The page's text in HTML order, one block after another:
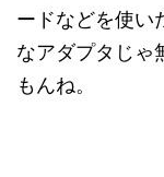
ードなどを使い
なアダプタじゃ
もんね。